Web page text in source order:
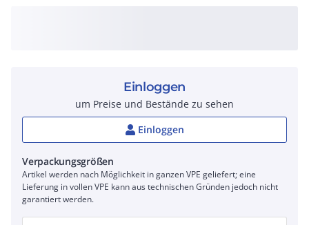
Einloggen
um Preise und Bestände zu sehen
Einloggen
Verpackungsgrößen
Artikel werden nach Möglichkeit in ganzen VPE geliefert; eine
Lieferung in vollen VPE kann aus technischen Gründen jedoch nicht
garantiert werden.